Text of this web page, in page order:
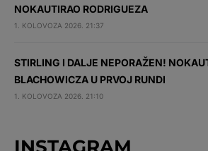
NOKAUTIRAO RODRIGUEZA
1. KOLOVOZA 2026. 21:37
STIRLING I DALJE NEPORAŽEN!
BLACHOWICZA U PRVOJ RUNDI
1. KOLOVOZA 2026. 21:10